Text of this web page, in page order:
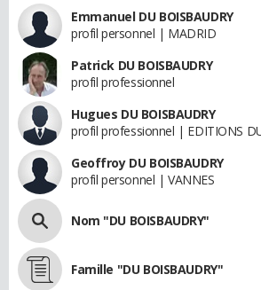
Emmanuel DU BOISBAUDRY
profil personnel | MADRID
Patrick DU BOISBAUDRY
profil professionnel
Hugues DU BOISBAUDRY
profil professionnel | EDITIONS
Geoffroy DU BOISBAUDRY
profil personnel | VANNES
Nom "DU BOISBAUDRY"
Famille "DU BOISBAUDRY"